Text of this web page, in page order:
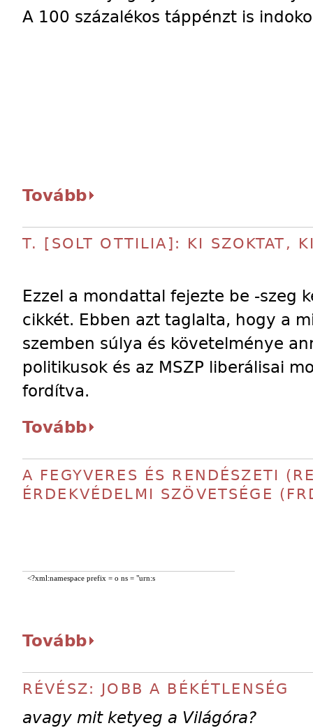
A 100 százalékos táppénzt is
Tovább
T. [SOLT OTTILIA]: KI SZOKTAT,
Ezzel a mondattal fejezte be -szeg
cikkét. Ebben azt taglalta, hogy a
szemben súlya és követelménye
politikusok és az MSZP liberálisai
fordítva.
Tovább
A FEGYVERES ÉS RENDÉSZETI
ÉRDEKVÉDELMI SZÖVETSÉGE
<?xml:namespace prefix = o ns = "urn:s
Tovább
RÉVÉSZ: JOBB A BÉKÉTLENSÉG
avagy mit ketyeg a Világóra?